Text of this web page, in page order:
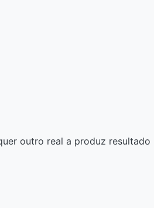
outro real a produz resultado